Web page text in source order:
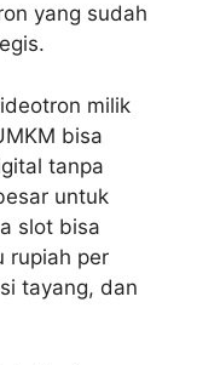
yang sudah
milik
bisa
tanpa
untuk
slot bisa
rupiah per
tayang, dan